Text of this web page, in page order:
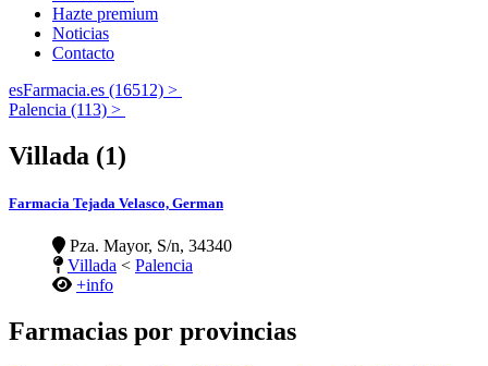
Hazte premium
Noticias
Contacto
esFarmacia.es (16512) >
Palencia (113) >
Villada (1)
Farmacia Tejada Velasco, German
Pza. Mayor, S/n, 34340
Villada < Palencia
+info
Farmacias por provincias